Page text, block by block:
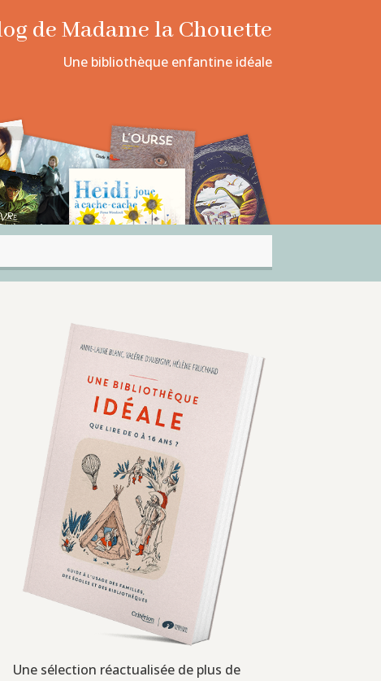
de Madame la Chouette
Une bibliothèque enfantine idéale
Une sélection réactualisée de plus de